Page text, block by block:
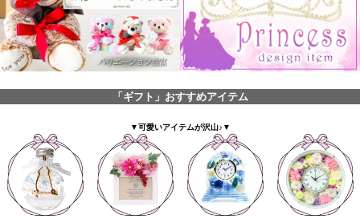
「ギフト」おすすめアイテム
▼可愛いアイテムが沢山♪▼